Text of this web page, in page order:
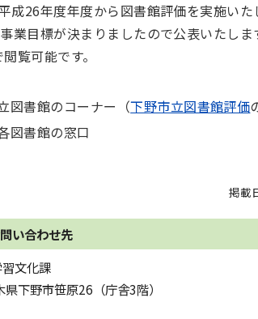
成26年度年度から図書館評価を実施いた
業目標が決まりましたので公表いたし
覧可能です。
図書館のコーナー（下野市立図書館評価
図書館の窓口
掲載
い合わせ先
文化課
下野市笹原26（庁舎3階）